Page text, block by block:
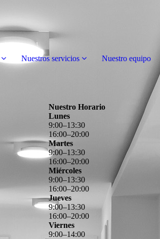
Nuestros servicios Nuestro equipo
Nuestro Horario
Lunes
9:00–13:30
16:00–20:00
Martes
9:00–13:30
16:00–20:00
Miércoles
9:00–13:30
16:00–20:00
Jueves
9:00–13:30
16:00–20:00
Viernes
9:00–14:00